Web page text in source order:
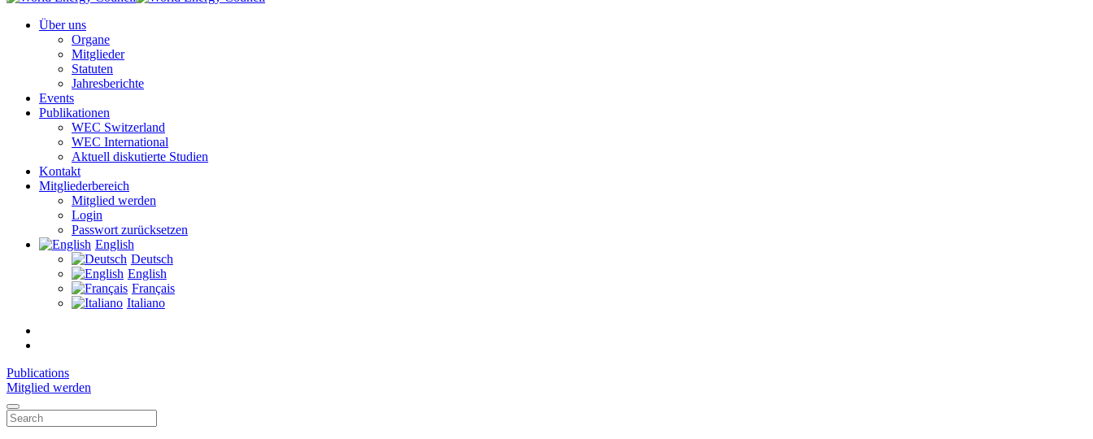
Über uns
Organe
Mitglieder
Statuten
Jahresberichte
Events
Publikationen
WEC Switzerland
WEC International
Aktuell diskutierte Studien
Kontakt
Mitgliederbereich
Mitglied werden
Login
Passwort zurücksetzen
English
Deutsch
English
Français
Italiano
Publications
Mitglied werden